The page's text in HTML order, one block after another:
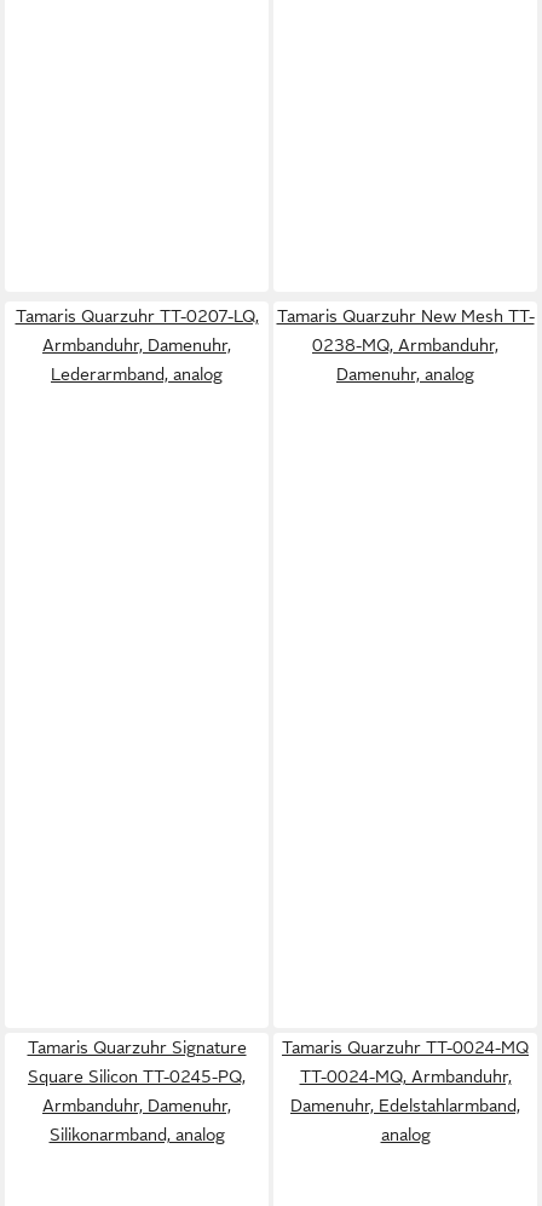
Tamaris Quarzuhr TT-0207-LQ,
Armbanduhr, Damenuhr,
Lederarmband, analog
Tamaris Quarzuhr New Mesh TT-
0238-MQ, Armbanduhr,
Damenuhr, analog
Tamaris Quarzuhr Signature
Square Silicon TT-0245-PQ,
Armbanduhr, Damenuhr,
Silikonarmband, analog
Tamaris Quarzuhr TT-0024-MQ
TT-0024-MQ, Armbanduhr,
Damenuhr, Edelstahlarmband,
analog